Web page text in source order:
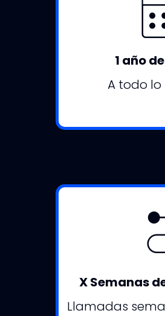
1 año
A todo lo
X Semanas
Llamadas